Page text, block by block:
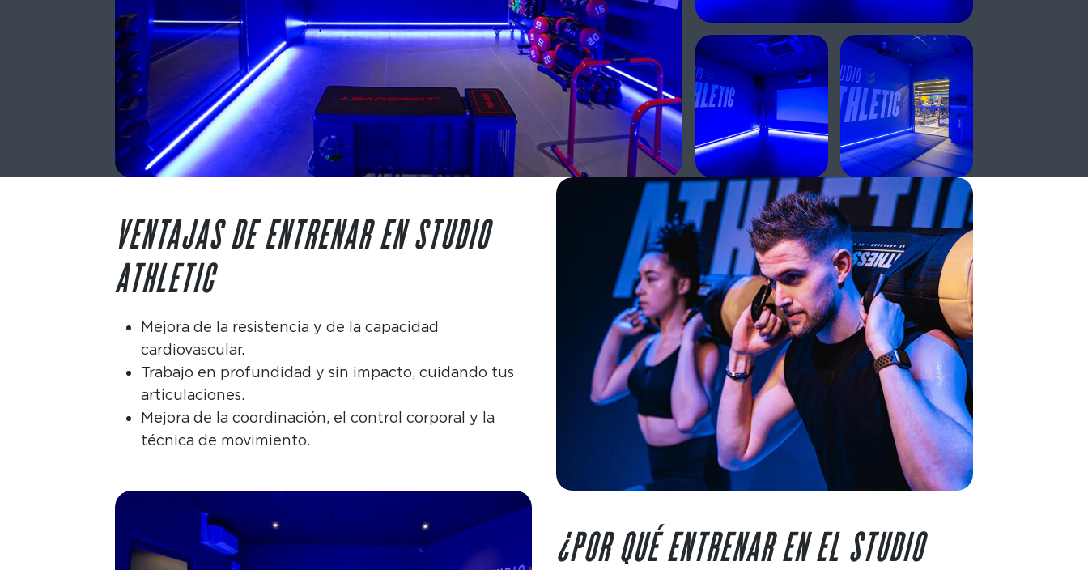
VENTAJAS DE ENTRENAR EN STUDIO
ATHLETIC
Mejora de la resistencia y de la capacidad
cardiovascular.
Trabajo en profundidad y sin impacto, cuidando tus
articulaciones.
Mejora de la coordinación, el control corporal y la
técnica de movimiento.
Imagen
¿POR QUÉ ENTRENAR EN EL STUDIO
Imagen